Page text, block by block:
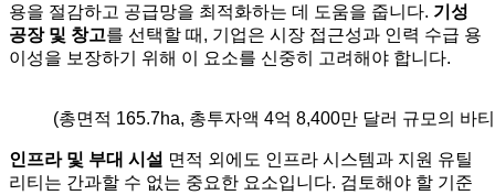
용을 절감하고 공급망을 최적화하는 데 도움을 줍니다. 기성
공장 및 창고를 선택할 때, 기업은 시장 접근성과 인력 수급 용
이성을 보장하기 위해 이 요소를 신중히 고려해야 합니다.
(총면적 165.7ha, 총투자액 4억 8,400만 달러 규모의 바
인프라 및 부대 시설 면적 외에도 인프라 시스템과 지원 유틸
리티는 간과할 수 없는 중요한 요소입니다. 검토해야 할 기준